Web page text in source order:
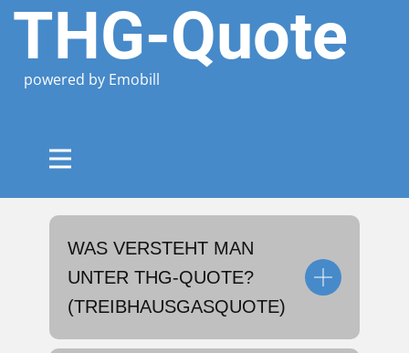
THG-Quote
powered by Emobill
WAS VERSTEHT MAN
UNTER THG-QUOTE?
(TREIBHAUSGASQUOTE)